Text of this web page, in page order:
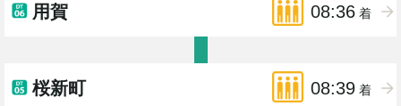
用賀 08:36 着
桜新町 08:39 着